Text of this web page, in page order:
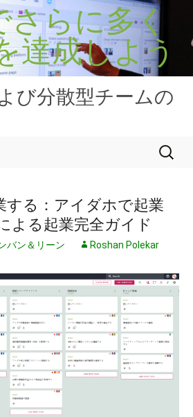
さらに多く
達成しよう
び分散型チームの
検
索:
する：アイダホで起業
よる起業完全ガイド
バン＆リーン Roshan Polekar